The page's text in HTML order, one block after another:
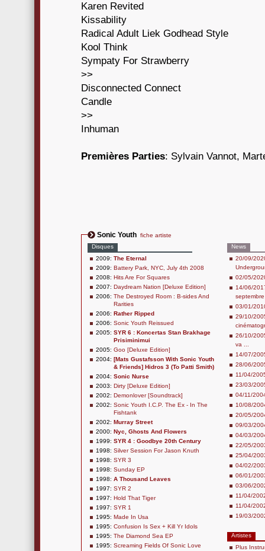
Karen Revited
Kissability
Radical Adult Liek Godhead Style
Kool Think
Sympaty For Strawberry
>>
Disconnected Connect
Candle
>>
Inhuman
Premières Parties: Sylvain Vannot,
Sonic Youth fiche artiste
Disques
2009: The Eternal
2009: Battery Park, NYC, July 4th 2008
2008: Hits Are For Squares
2007: Daydream Nation [Deluxe Edition]
2006: The Destroyed Room : B-sides And
Rarities
2006: Rather Ripped
2006: Sonic Youth Reissued
2005: SYR 6 : Koncertas Stan Brakhage
Prisiminimui
2005: Goo [Deluxe Edition]
2004: [Mats Gustafsson With Sonic Youth
& Friends] Hidros 3 (To Patti Smith)
2004: Sonic Nurse
2003: Dirty [Deluxe Edition]
2002: Demonlover [Soundtrack]
2002: Sonic Youth I.C.P. The Ex - In The
Fishtank
2002: Murray Street
2000: Nyc, Ghosts And Flowers
1999: SYR 4 : Goodbye 20th Century
1998: Silver Session For Jason Knuth
1998: SYR 3
1998: Sunday EP
1998: A Thousand Leaves
1997: SYR 2
1997: Hold That Tiger
1997: SYR 1
1995: Made In Usa
1995: Confusion Is Sex + Kill Yr Idols
1995: The Diamond Sea EP
1995: Screaming Fields Of Sonic Love
News
20/09/
02/05/
14/06/
septembre
03/01/
29/10/
26/10/
va ...
14/07/
28/06/
11/04/
23/03/
04/11/
10/08/
20/05/
09/03/
04/03/
22/05/
25/04/
04/02/
06/01/
03/06/
11/04/
11/04/
19/03/
Artistes
Plus